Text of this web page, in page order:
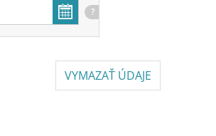
?
VYMAZAŤ ÚDAJE